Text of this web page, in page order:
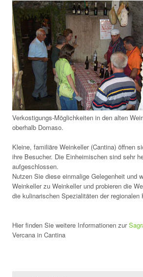
Verkostigungs-Möglichkeiten in den alten
oberhalb Domaso.
Kleine, familiäre Weinkeller (Cantina) öffnen
ihre Besucher. Die Einheimischen sind sehr
aufgeschlossen.
Nutzen Sie diese einmalige Gelegenheit und
Weinkeller zu Weinkeller und probieren die
die kulinarischen Spezialitäten der regionalen
Hier finden Sie weitere Informationen zur
Vercana in Cantina